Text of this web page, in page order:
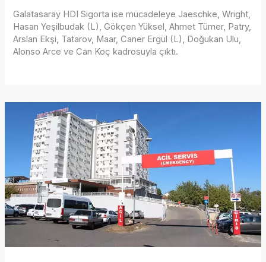
Galatasaray HDI Sigorta ise mücadeleye Jaeschke, Wright,
Hasan Yeşilbudak (L), Gökçen Yüksel, Ahmet Tümer, Patry,
Arslan Ekşi, Tatarov, Maar, Caner Ergül (L), Doğukan Ulu,
Alonso Arce ve Can Koç kadrosuyla çıktı.